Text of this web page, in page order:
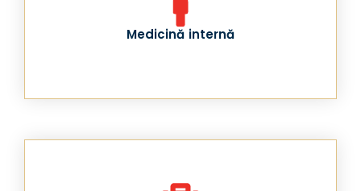
Medicină internă